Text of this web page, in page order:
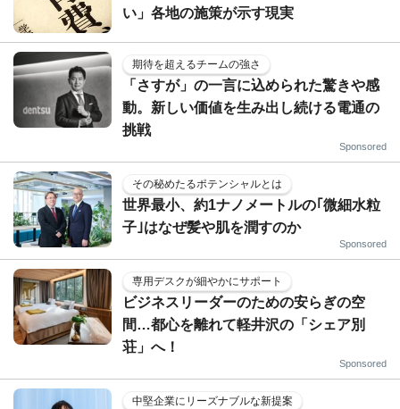
い」各地の施策が示す現実
期待を超えるチームの強さ
「さすが」の一言に込められた驚きや感
動。新しい価値を生み出し続ける電通の
挑戦
Sponsored
その秘めたるポテンシャルとは
世界最小、約1ナノメートルの｢微細水粒
子｣はなぜ髪や肌を潤すのか
Sponsored
専用デスクが細やかにサポート
ビジネスリーダーのための安らぎの空
間…都心を離れて軽井沢の「シェア別
荘」へ！
Sponsored
中堅企業にリーズナブルな新提案